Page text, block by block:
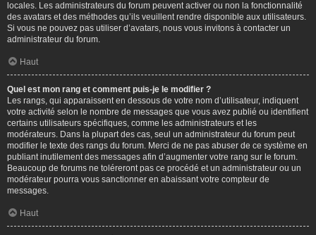
locales. Les administrateurs du forum peuvent activer ou non la fonctionnalité
des avatars et des méthodes qu’ils veuillent rendre disponible aux utilisateurs.
Si vous ne pouvez pas utiliser d’avatars, nous vous invitons à contacter un
administrateur du forum.
Haut
Quel est mon rang et comment puis-je le modifier ?
Les rangs, qui apparaissent en dessous de votre nom d’utilisateur, indiquent
votre activité selon le nombre de messages que vous avez publié ou identifient
certains utilisateurs spécifiques, comme les administrateurs et les
modérateurs. Dans la plupart des cas, seul un administrateur du forum peut
modifier le texte des rangs du forum. Merci de ne pas abuser de ce système en
publiant inutilement des messages afin d’augmenter votre rang sur le forum.
Beaucoup de forums ne toléreront pas ce procédé et un administrateur ou un
modérateur pourra vous sanctionner en abaissant votre compteur de
messages.
Haut